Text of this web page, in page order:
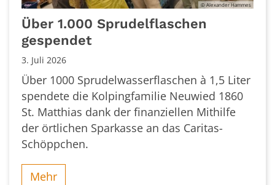
© Alexander Hammes
Über 1.000 Sprudelflaschen
gespendet
3. Juli 2026
Über 1000 Sprudelwasserflaschen à 1,5 Liter
spendete die Kolpingfamilie Neuwied 1860
St. Matthias dank der finanziellen Mithilfe
der örtlichen Sparkasse an das Caritas-
Schöppchen.
Mehr